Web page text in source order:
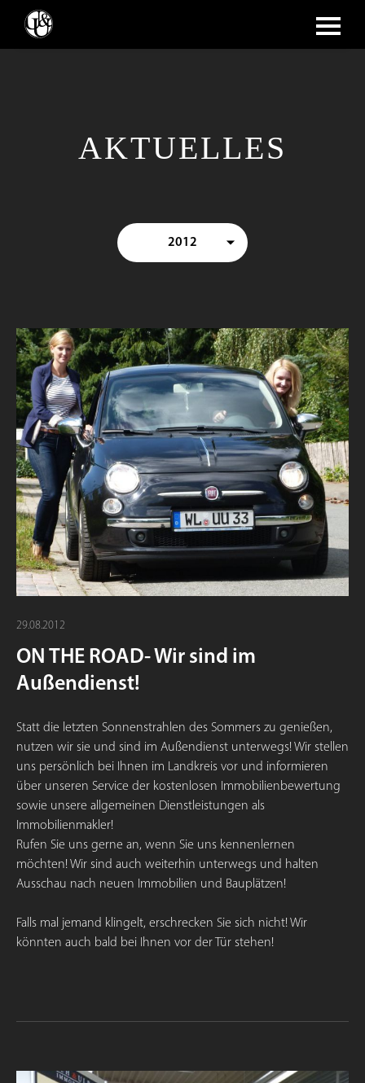
AKTUELLES
2012
29.08.2012
ON THE ROAD- Wir sind im
Außendienst!
Statt die letzten Sonnenstrahlen des Sommers zu genießen,
nutzen wir sie und sind im Außendienst unterwegs! Wir stellen
uns persönlich bei Ihnen im Landkreis vor und informieren
über unseren Service der kostenlosen Immobilienbewertung
sowie unsere allgemeinen Dienstleistungen als
Immobilienmakler!
Rufen Sie uns gerne an, wenn Sie uns kennenlernen
möchten! Wir sind auch weiterhin unterwegs und halten
Ausschau nach neuen Immobilien und Bauplätzen!
Falls mal jemand klingelt, erschrecken Sie sich nicht! Wir
könnten auch bald bei Ihnen vor der Tür stehen!